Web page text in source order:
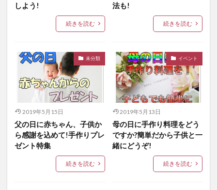
しよう!
続きを読む
法も!
続きを読む
未分類
2019年5月15日
父の日に赤ちゃん、子供か
ら感謝を込めて!手作りプレ
ゼント特集
続きを読む
イベント
2019年5月13日
母の日に手作り料理をどう
ですか?簡単だから子供と一
緒にどうぞ!
続きを読む